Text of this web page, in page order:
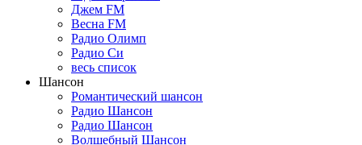
Джем FM
Весна FM
Радио Олимп
Радио Си
весь список
Шансон
Романтический шансон
Радио Шансон
Радио Шансон
Волшебный Шансон